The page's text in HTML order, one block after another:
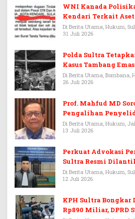
WNI Kanada
Kendari Terkait
Di Berita Utama, Hukum,
31 Juli 2026
Polda Sultra
Kasus Tambang
Di Berita Utama, Bombana,
26 Juli 2026
Prof. Mahfud MD
Pengalihan
Febrie Adriansyah
Di Berita Utama, Hukum,
13 Juli 2026
Perkuat Advokasi
Sultra Resmi
PERADI
Di Berita Utama, Hukum,
12 Juli 2026
KPH Sultra Bongkar
Rp890 Miliar, DPRD